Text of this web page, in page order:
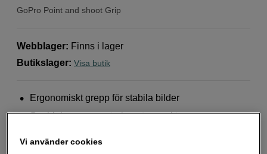
GoPro Point and shoot Grip
Webblager: Finns i lager
Butikslager: Visa butik
Ergonomiskt grepp för stabila bilder
Snabb kameramontering utan verktyg
Vi använder cookies